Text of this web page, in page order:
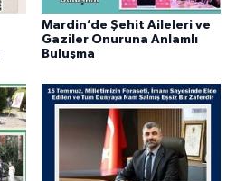
Mardin’de Şehit Aileleri ve
Gaziler Onuruna Anlamlı
Buluşma